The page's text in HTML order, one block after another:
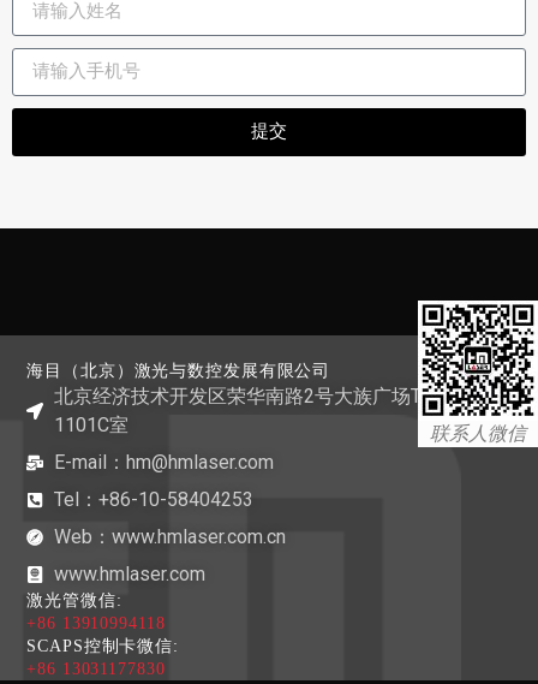
提交
联系人微信
海目（北京）激光与数控发展有限公司
北京经济技术开发区荣华南路2号大族广场T1栋
1101C室
E-mail：hm@hmlaser.com
Tel：+86-10-58404253
Web：www.hmlaser.com.cn
www.hmlaser.com
激光管微信:
+86 13910994118
SCAPS控制卡微信:
+86 13031177830